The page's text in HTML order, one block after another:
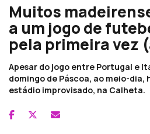
Muitos
a um jogo de
pela primeira vez
Apesar do jogo entre Portugal e
domingo de Páscoa, ao meio-
estádio improvisado, na Calheta.